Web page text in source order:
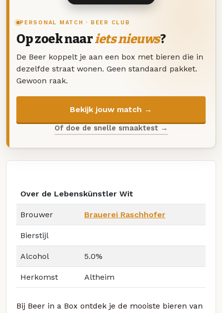
PERSONAL MATCH · BEER CLUB
Op zoek naariets nieuws?
De Beer koppelt je aan een box met bieren die in
dezelfde straat wonen. Geen standaard pakket.
Gewoon raak.
Bekijk jouw match →
Of doe de snelle smaaktest →
Over de Lebenskünstler Wit
Brouwer Brauerei Raschhofer
Bierstijl
Alcohol 5.0%
Herkomst Altheim
Bij Beer in a Box ontdek je de mooiste bieren van